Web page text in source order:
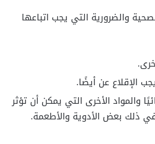
والضرورية التي يجب اتباعها
الإقلاع عن أيضًا.
والمواد الأخرى التي يمكن أن تؤثر
ذلك بعض الأدوية والأطعمة.